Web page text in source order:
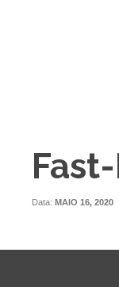
Data: MAIO 16, 2020